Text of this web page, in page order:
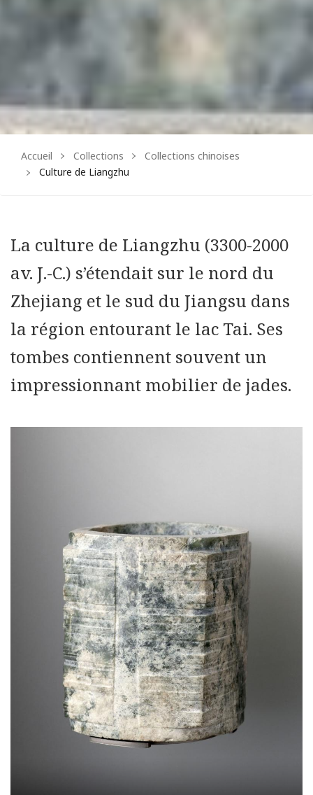
Accueil Collections
Collections chinoises
Culture de Liangzhu
La culture de Liangzhu (3300-2000
av. J.-C.) s’étendait sur le nord du
Zhejiang et le sud du Jiangsu dans
la région entourant le lac Tai. Ses
tombes contiennent souvent un
impressionnant mobilier de jades.